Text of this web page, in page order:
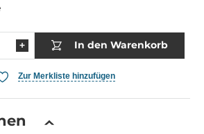
In den Warenkorb
Zur Merkliste hinzufügen